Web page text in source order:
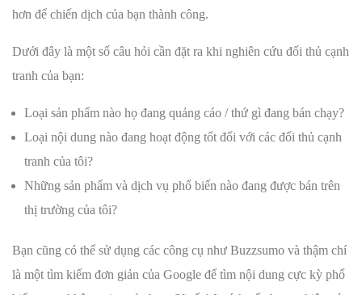
hơn để chiến dịch của bạn thành công.
Dưới đây là một số câu hỏi cần đặt ra khi nghiên cứu đối thủ cạnh
tranh của bạn:
Loại sản phẩm nào họ đang quảng cáo / thứ gì đang bán chạy?
Loại nội dung nào đang hoạt động tốt đối với các đối thủ cạnh
tranh của tôi?
Những sản phẩm và dịch vụ phổ biến nào đang được bán trên
thị trường của tôi?
Bạn cũng có thể sử dụng các công cụ như Buzzsumo và thậm chí
là một tìm kiếm đơn giản của Google để tìm nội dung cực kỳ phổ